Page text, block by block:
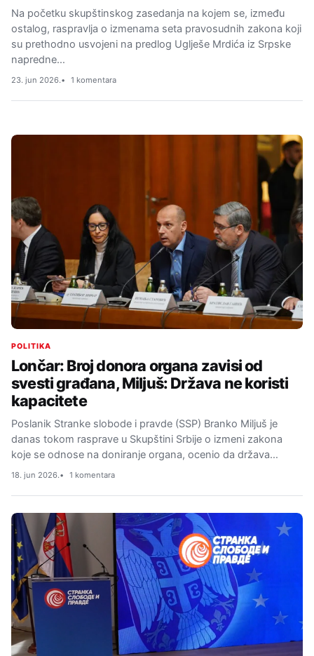
Na početku skupštinskog zasedanja na kojem se, između
ostalog, raspravlja o izmenama seta pravosudnih zakona koji
su prethodno usvojeni na predlog Uglješe Mrdića iz Srpske
napredne…
23. jun 2026. 1 komentara
POLITIKA
Lončar: Broj donora organa zavisi od
svesti građana, Miljuš: Država ne koristi
kapacitete
Poslanik Stranke slobode i pravde (SSP) Branko Miljuš je
danas tokom rasprave u Skupštini Srbije o izmeni zakona
koje se odnose na doniranje organa, ocenio da država…
18. jun 2026. 1 komentara